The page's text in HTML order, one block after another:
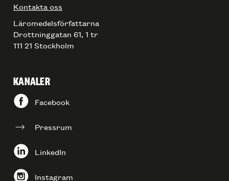
Kontakta oss
Läromedelsförfattarna
Drottninggatan 61, 1 tr
111 21 Stockholm
KANALER
Facebook
Pressrum
LinkedIn
Instagram